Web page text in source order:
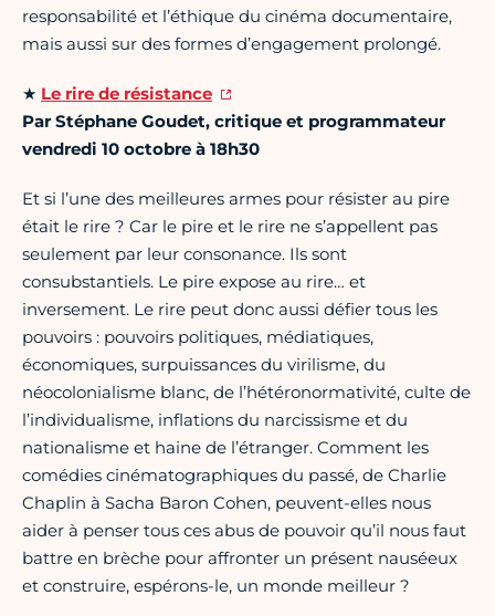
responsabilité et l’éthique du cinéma documentaire,
mais aussi sur des formes d’engagement prolongé.
★ Le rire de résistance
Par Stéphane Goudet, critique et programmateur
vendredi 10 octobre à 18h30
Et si l’une des meilleures armes pour résister au pire
était le rire ? Car le pire et le rire ne s’appellent pas
seulement par leur consonance. Ils sont
consubstantiels. Le pire expose au rire… et
inversement. Le rire peut donc aussi défier tous les
pouvoirs : pouvoirs politiques, médiatiques,
économiques, surpuissances du virilisme, du
néocolonialisme blanc, de l’hétéronormativité, culte de
l’individualisme, inflations du narcissisme et du
nationalisme et haine de l’étranger. Comment les
comédies cinématographiques du passé, de Charlie
Chaplin à Sacha Baron Cohen, peuvent-elles nous
aider à penser tous ces abus de pouvoir qu’il nous faut
battre en brèche pour affronter un présent nauséeux
et construire, espérons-le, un monde meilleur ?